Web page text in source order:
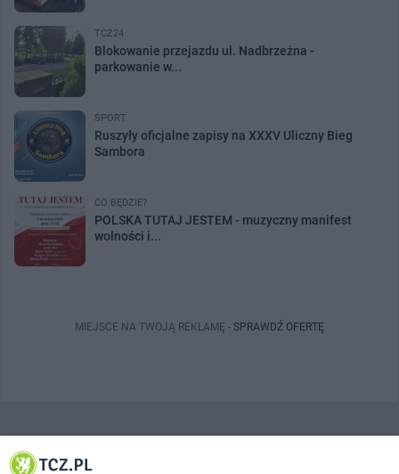
TCZ24
Blokowanie przejazdu ul. Nadbrzeżna -
parkowanie w...
SPORT
Ruszyły oficjalne zapisy na XXXV Uliczny Bieg
Sambora
CO BĘDZIE?
POLSKA TUTAJ JESTEM - muzyczny manifest
wolności i...
MIEJSCE NA TWOJĄ REKLAMĘ - SPRAWDŹ OFERTĘ